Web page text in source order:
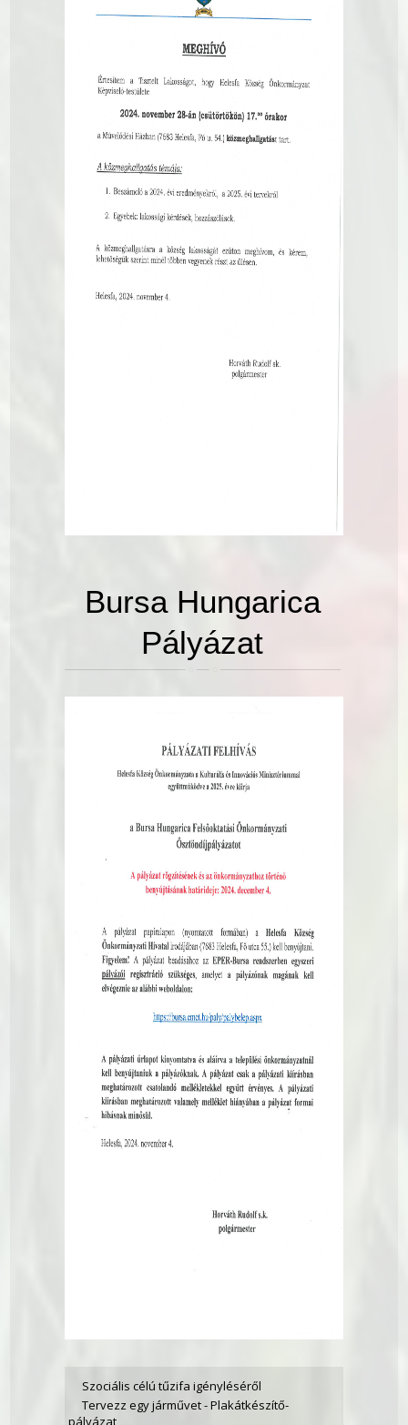
Bursa Hungarica
Pályázat
Szociális célú tűzifa igényléséről
Tervezz egy járművet - Plakátkészítő-
pályázat